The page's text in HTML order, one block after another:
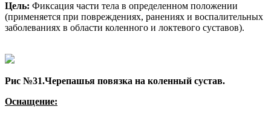
Цель: Фиксация части тела в определенном положении
(применяется при повреждениях, ранениях и воспалительных
заболеваниях в области коленного и локтевого суставов).
Рис №31.Черепашья повязка на коленный сустав.
Оснащение: